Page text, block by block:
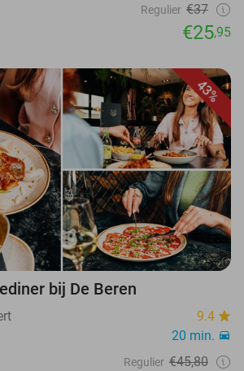
Regulier €37
€25,95
43%
bij De Beren
9.4
20 min.
Regulier €45,80